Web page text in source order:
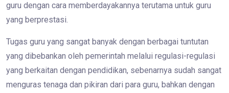
guru dengan cara memberdayakannya terutama untuk guru
yang berprestasi.
Tugas guru yang sangat banyak dengan berbagai tuntutan
yang dibebankan oleh pemerintah melalui regulasi-regulasi
yang berkaitan dengan pendidikan, sebenarnya sudah sangat
menguras tenaga dan pikiran dari para guru, bahkan dengan